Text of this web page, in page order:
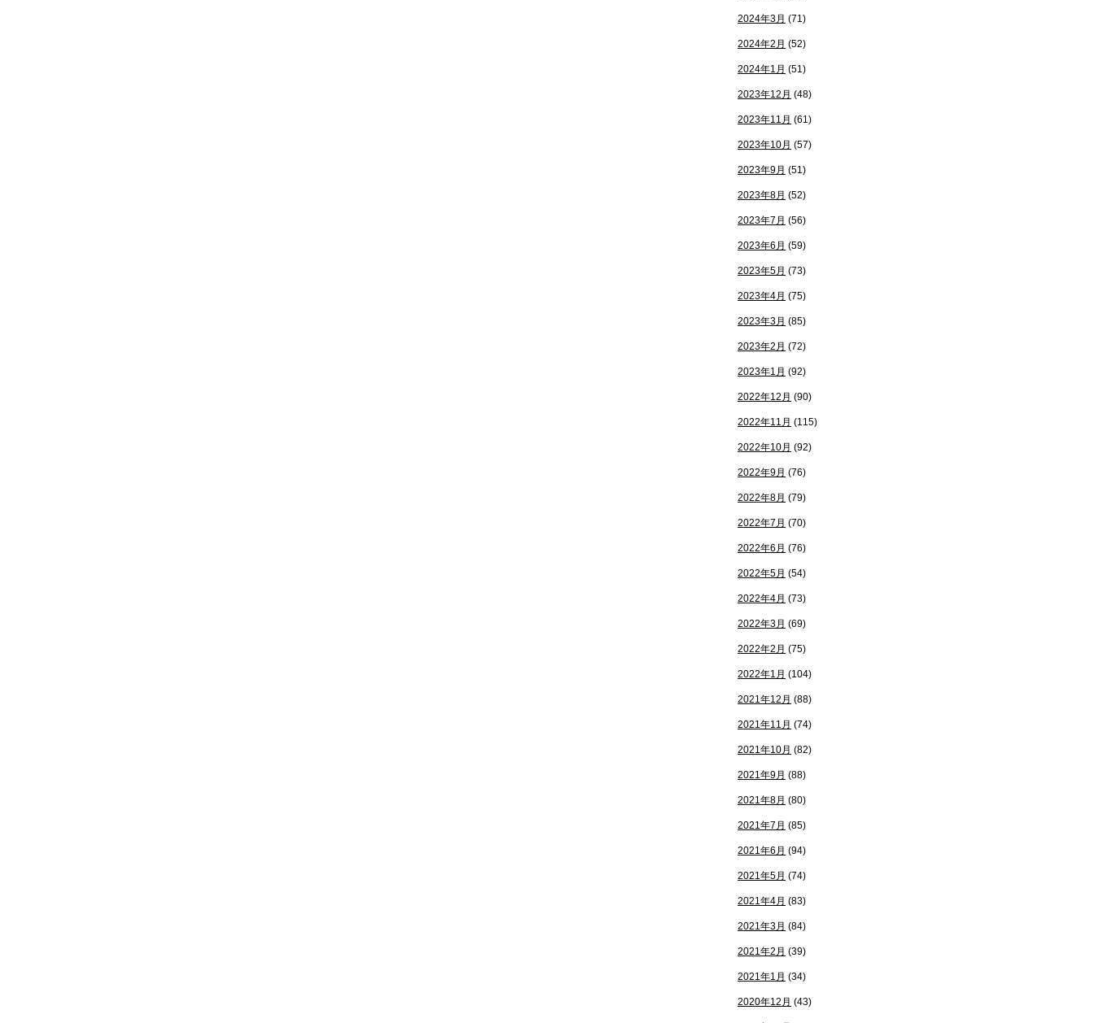
2024年3月 (71)
2024年2月 (52)
2024年1月 (51)
2023年12月 (48)
2023年11月 (61)
2023年10月 (57)
2023年9月 (51)
2023年8月 (52)
2023年7月 (56)
2023年6月 (59)
2023年5月 (73)
2023年4月 (75)
2023年3月 (85)
2023年2月 (72)
2023年1月 (92)
2022年12月 (90)
2022年11月 (115)
2022年10月 (92)
2022年9月 (76)
2022年8月 (79)
2022年7月 (70)
2022年6月 (76)
2022年5月 (54)
2022年4月 (73)
2022年3月 (69)
2022年2月 (75)
2022年1月 (104)
2021年12月 (88)
2021年11月 (74)
2021年10月 (82)
2021年9月 (88)
2021年8月 (80)
2021年7月 (85)
2021年6月 (94)
2021年5月 (74)
2021年4月 (83)
2021年3月 (84)
2021年2月 (39)
2021年1月 (34)
2020年12月 (43)